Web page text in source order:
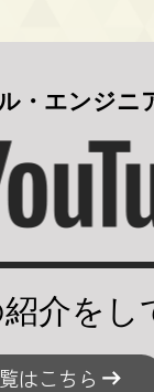
・エンジニ
介をし
はこちら